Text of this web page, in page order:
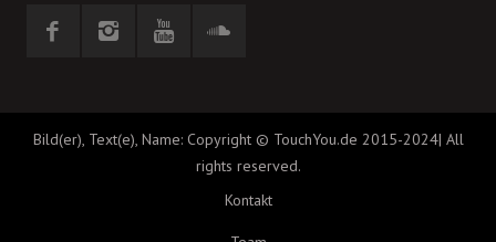
Bild(er), Text(e), Name: Copyright © TouchYou.de 2015-2024| All
rights reserved.
Kontakt